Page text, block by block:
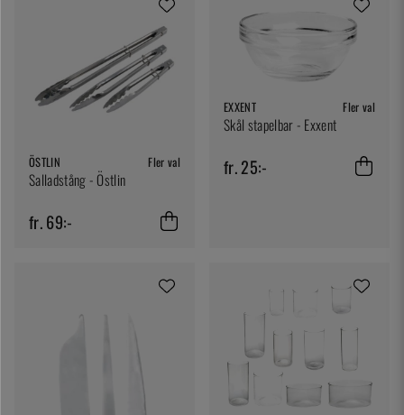
ÖSTLIN Fler val
Salladstång - Östlin
fr. 69:-
EXXENT Fler val
Skål stapelbar - Exxent
fr. 25:-